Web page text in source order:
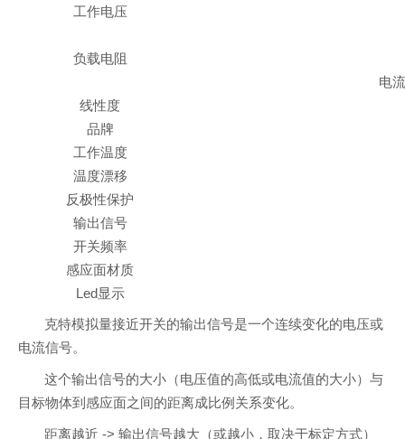
工作电压
负载电阻
电
线性度
品牌
工作温度
温度漂移
反极性保护
输出信号
开关频率
感应面材质
Led显示
克特模拟量接近开关的输出信号是一个连续变化的电压或
电流信号。
这个输出信号的大小（电压值的高低或电流值的大小）与
目标物体到感应面之间的距离成比例关系变化。
距离越近 -> 输出信号越大（或越小，取决于标定方式）